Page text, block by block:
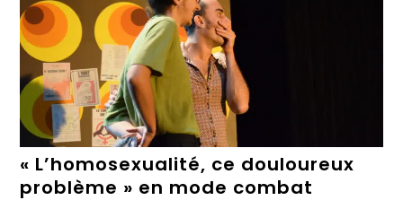
« L’homosexualité, ce douloureux
problème » en mode combat